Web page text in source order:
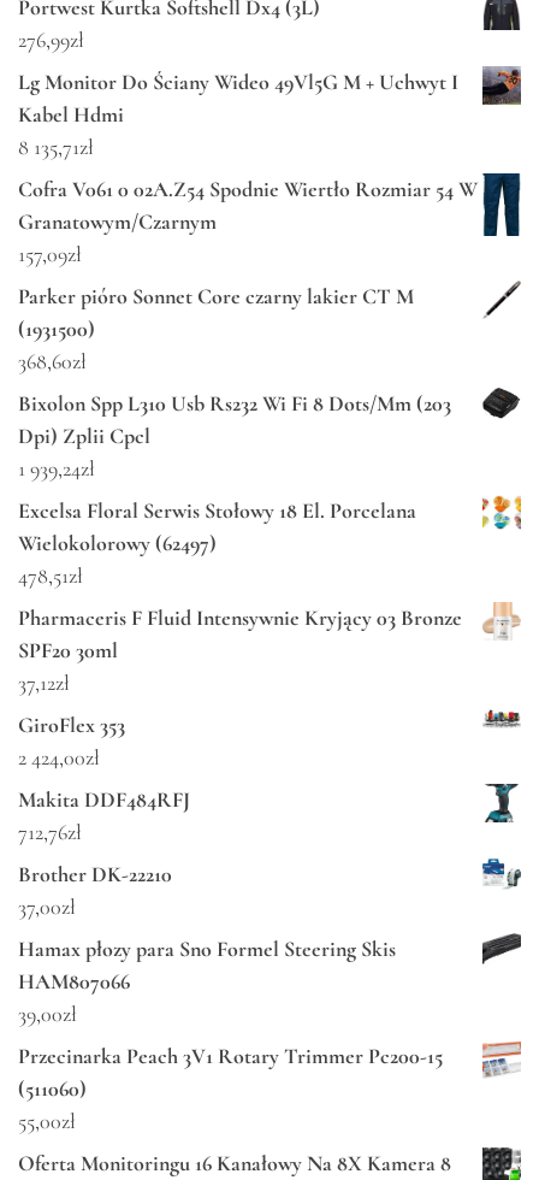
Portwest Kurtka Softshell Dx4 (3L)
276,99zł
Lg Monitor Do Ściany Wideo 49Vl5G M + Uchwyt I
Kabel Hdmi
8 135,71zł
Cofra V061 0 02A.Z54 Spodnie Wiertło Rozmiar 54 W
Granatowym/Czarnym
157,09zł
Parker pióro Sonnet Core czarny lakier CT M
(1931500)
368,60zł
Bixolon Spp L310 Usb Rs232 Wi Fi 8 Dots/Mm (203
Dpi) Zplii Cpcl
1 939,24zł
Excelsa Floral Serwis Stołowy 18 El. Porcelana
Wielokolorowy (62497)
478,51zł
Pharmaceris F Fluid Intensywnie Kryjący 03 Bronze
SPF20 30ml
37,12zł
GiroFlex 353
2 424,00zł
Makita DDF484RFJ
712,76zł
Brother DK-22210
37,00zł
Hamax płozy para Sno Formel Steering Skis
HAM807066
39,00zł
Przecinarka Peach 3V1 Rotary Trimmer Pc200-15
(511060)
55,00zł
Oferta Monitoringu 16 Kanałowy Na 8X Kamera 8